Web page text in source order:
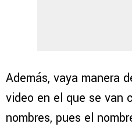
Además, vaya manera
video en el que se van
nombres, pues el